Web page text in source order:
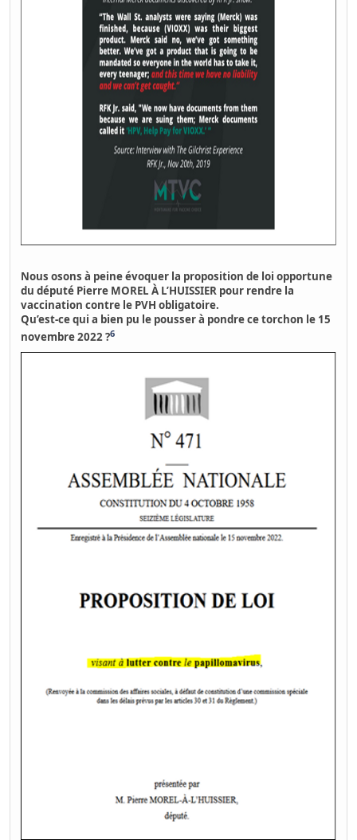
Nous osons à peine évoquer la proposition de loi opportune
du député Pierre MOREL À L’HUISSIER pour rendre la
vaccination contre le PVH obligatoire.
Qu’est-ce qui a bien pu le pousser à pondre ce torchon le 15
novembre 2022 ?6